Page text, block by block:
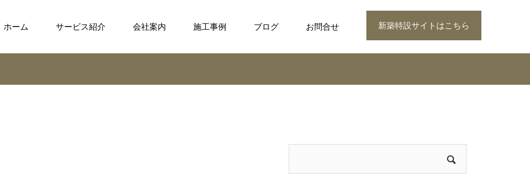
新築特設サイトはこちら
ホーム サービス紹介 会社案内 施工事例 ブログ お問合せ